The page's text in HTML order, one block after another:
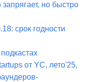
но быстро
срок годности
от YC, лето'25,